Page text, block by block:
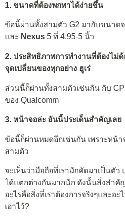
1. ขนาดที่ต้องพกพาได้ง่ายขึ้น
ข้อนี้ผ่านทั้งสามตัว G2 มากับขนาดจ
และ Nexus 5 ที่ 4.95-5 นิ้ว
2. ประสิทธิภาพการทำงานที่ต้องไม่ด้
จุดเปลี่ยนของทุกอย่าง ฮูเร่
ส่วนนี้ก็ผ่านทั้งสามตัวเช่นกัน กับ
ของ Qualcomm
3. หน้าจอล่ะ อันนี้ประเด็นสำคัญเลย
ข้อนี้ก็ผ่านหมดอีกเช่นกัน เพราะหน้
สามตัว
จะเห็นว่ามือถือที่เรามักคัดมาเป็นตัว
ได้แตกต่างกันมากนัก ดังนั้นสิ่งสำคั
อะไรคือสิ่งที่เราต้องการจริงๆและอะ
เอาไว้?